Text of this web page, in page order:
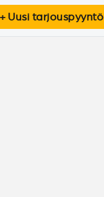
+ Uusi tarjouspyyntö